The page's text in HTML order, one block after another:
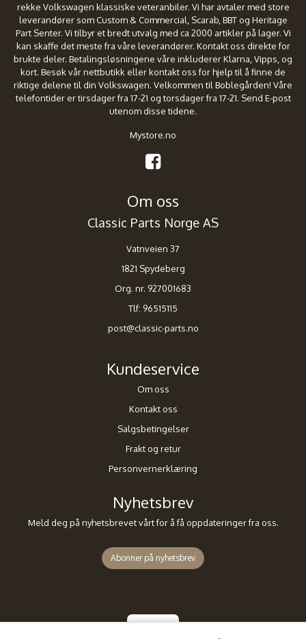
rekke Volkswagen klassiske veteranbiler. Vi har avtaler med store
leverandører som Custom & Commercial, Scarab, BBT og Heritage
Part Senter. Vi tilbyr et bredt utvalg med ca 2000 artikler på lager. Vi
kan skaffe det meste fra våre leverandører. Kontakt oss direkte for
brukte deler. Betalingsløsningene våre inkluderer Klarna, Vipps, og
kort. Besøk vår nettbutikk eller kontakt oss for hjelp til å finne de
riktige delene til din Volkswagen. Velkommen til Boblegården! Våre
telefontider er tirsdager fra 17-21 og torsdager fra 17-21. Send E-post
utenom disse tidene.
Mystore.no
Om oss
Classic Parts Norge AS
Vatnveien 37
1821 Spydeberg
Org. nr. 927001683
Tlf: 96515115
post@classic-parts.no
Kundeservice
Om oss
Kontakt oss
Salgsbetingelser
Frakt og retur
Personvernerklæring
Nyhetsbrev
Meld deg på nyhetsbrevet vårt for å få oppdateringer fra oss.
Abonner på nyhetsbrev